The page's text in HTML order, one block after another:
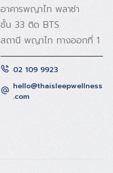
อาคารพญาไท พลาซ่า
ชั้น 33 ติด BTS
สถานี พญาไท ทางออกที่ 1
02 109 9923
hello@thaisleepwellness
.com